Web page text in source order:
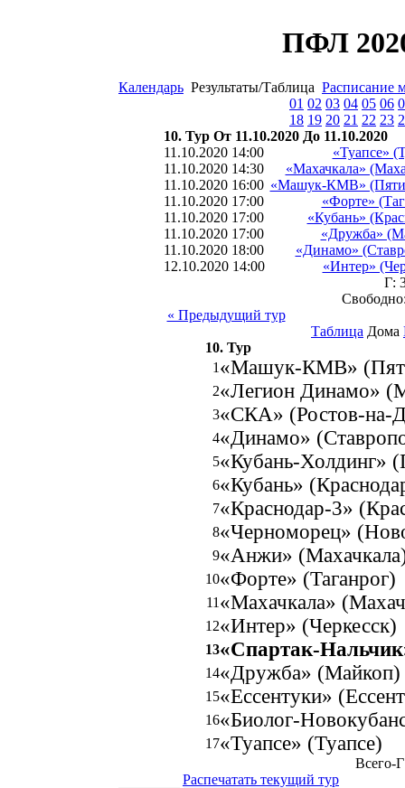
ПФЛ
Календарь Результаты/Таблица Расписание
01 02 03 04 05 06
18 19 20 21 22 23
10. Тур От 11.10.2020 До 11.10.2020
11.10.2020 14:00
«Туапсе»
11.10.2020 14:30
«Махачкала»
11.10.2020 16:00 «Машук-КМВ»
11.10.2020 17:00
«Форте»
11.10.2020 17:00
«Кубань»
11.10.2020 17:00
«Дружба»
11.10.2020 18:00
«Динамо»
12.10.2020 14:00
«Интер»
Г:
« Предыдущий тур
Таблица Дома
10. Тур
1 «Машук-КМВ»
2«Легион Динамо»
3«СКА» (Ростов-на-
4«Динамо»
5«Кубань-Холдинг»
6«Кубань»
7«Краснодар-3»
8«Черноморец»
9«Анжи»
10«Форте» (Таганрог)
11 «Махачкала»
12«Интер» (Черкесск)
13«Спартак-
14«Дружба» (Майкоп)
15«Ессентуки»
16«Биолог-
17«Туапсе» (Туапсе)
Распечатать текущий тур